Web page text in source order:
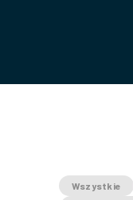
Wszystkie